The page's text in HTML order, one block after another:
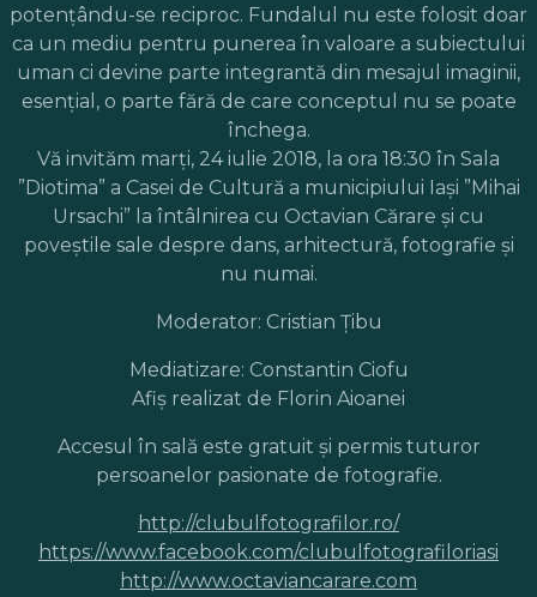
potențându-se reciproc. Fundalul nu este folosit doar
ca un mediu pentru punerea în valoare a subiectului
uman ci devine parte integrantă din mesajul imaginii,
esențial, o parte fără de care conceptul nu se poate
închega.
Vă invităm marți, 24 iulie 2018, la ora 18:30 în Sala
”Diotima” a Casei de Cultură a municipiului Iași ”Mihai
Ursachi” la întâlnirea cu Octavian Cărare și cu
poveștile sale despre dans, arhitectură, fotografie și
nu numai.
Moderator: Cristian Ţibu
Mediatizare: Constantin Ciofu
Afiş realizat de Florin Aioanei
Accesul în sală este gratuit şi permis tuturor
persoanelor pasionate de fotografie.
http://clubulfotografilor.ro/
https://www.facebook.com/clubulfotografiloriasi
http://www.octaviancarare.com